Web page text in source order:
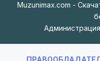
Muzunimax.com -